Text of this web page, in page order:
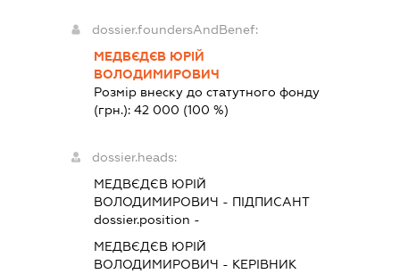
dossier.foundersAndBenef:
МЕДВЄДЄВ ЮРІЙ
ВОЛОДИМИРОВИЧ
Розмір внеску до статутного фонду
(грн.):42 000 (100 %)
dossier.heads:
МЕДВЄДЄВ ЮРІЙ
ВОЛОДИМИРОВИЧ - ПІДПИСАНТ
dossier.position -
МЕДВЄДЄВ ЮРІЙ
ВОЛОДИМИРОВИЧ - КЕРІВНИК